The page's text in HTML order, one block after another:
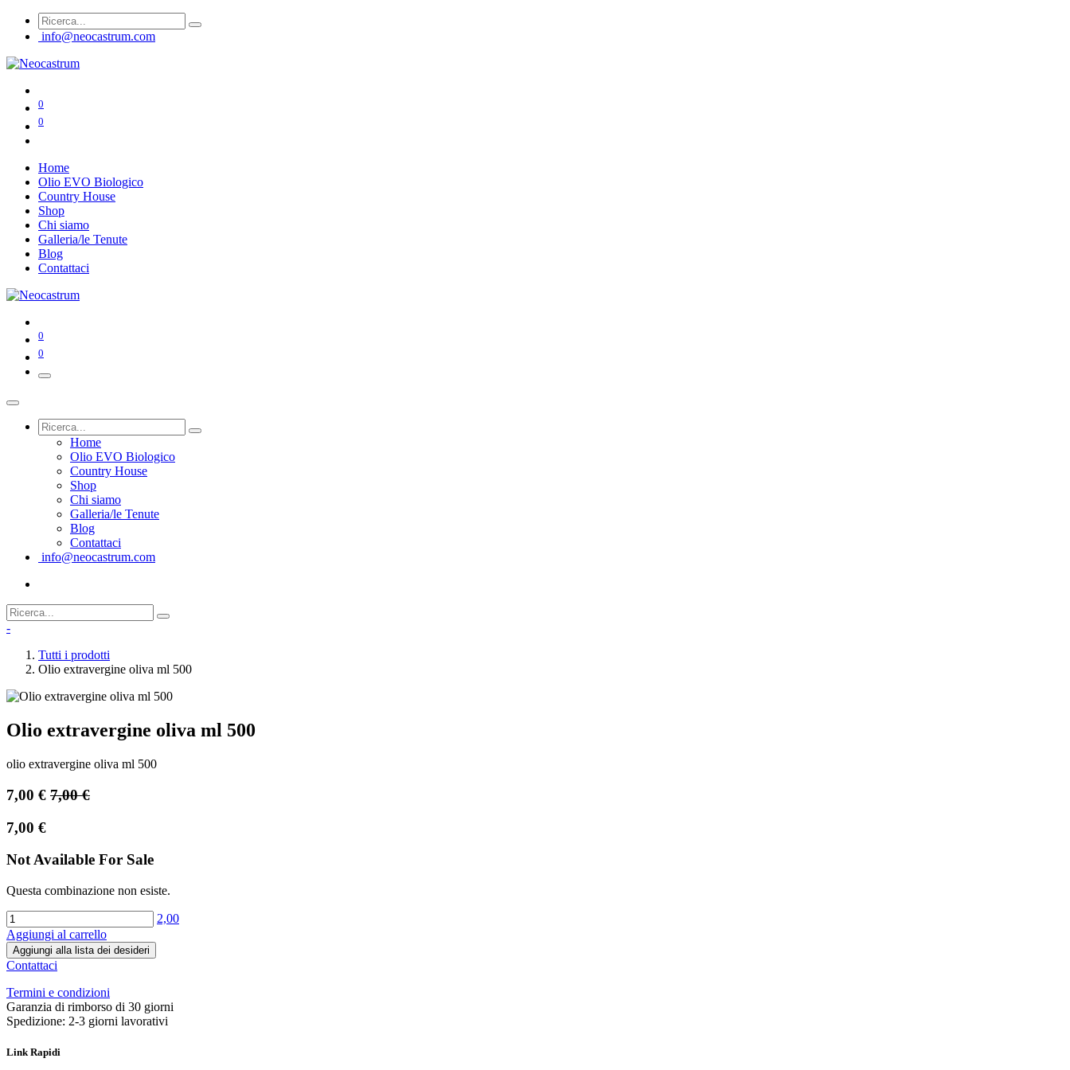
info@neocastrum.com
0
0
Home
Olio EVO Biologico
Country House
Shop
Chi siamo
Galleria/le Tenute
Blog
Contattaci
0
0
Home
Olio EVO Biologico
Country House
Shop
Chi siamo
Galleria/le Tenute
Blog
Contattaci
info@neocastrum.com
-
Tutti i prodotti
Olio extravergine oliva ml 500
Olio extravergine oliva ml 500
olio extravergine oliva ml 500
7,00 € 7,00€
7,00 €
Not Available For Sale
Questa combinazione non esiste.
2,00
Aggiungi al carrello
Aggiungi alla lista dei desideri
Contattaci
Termini e condizioni
Garanzia di rimborso di 30 giorni
Spedizione: 2-3 giorni lavorativi
Link Rapidi